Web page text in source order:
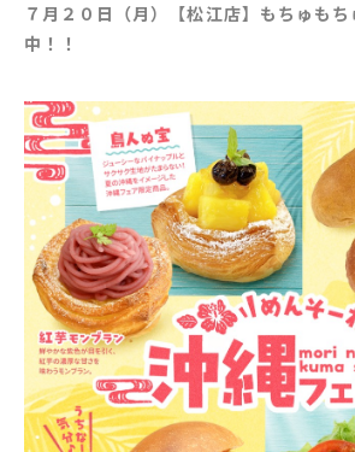
７月２０日（月）【松江店】もちゅも
中！！